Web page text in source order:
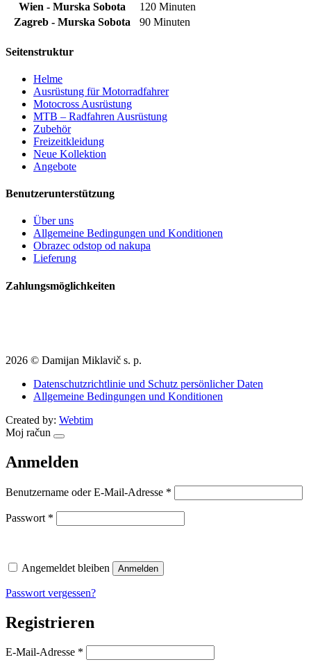
Wien - Murska Sobota
120 Minuten
Zagreb - Murska Sobota
90 Minuten
Seitenstruktur
Helme
Ausrüstung für Motorradfahrer
Motocross Ausrüstung
MTB – Radfahren Ausrüstung
Zubehör
Freizeitkleidung
Neue Kollektion
Angebote
Benutzerunterstützung
Über uns
Allgemeine Bedingungen und Konditionen
Obrazec odstop od nakupa
Lieferung
Zahlungsmöglichkeiten
2026 © Damijan Miklavič s. p.
Datenschutzrichtlinie und Schutz persönlicher Daten
Allgemeine Bedingungen und Konditionen
Created by: Webtim
Moj račun
Anmelden
Benutzername oder E-Mail-Adresse *
Passwort *
Angemeldet bleiben Anmelden
Passwort vergessen?
Registrieren
E-Mail-Adresse *